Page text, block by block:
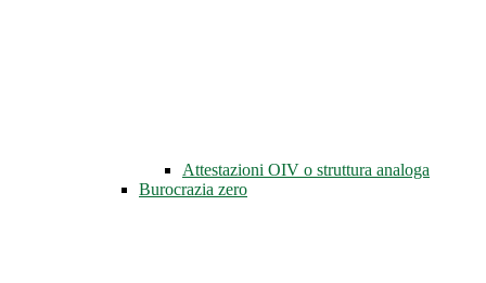
Attestazioni OIV o struttura analoga
Burocrazia zero